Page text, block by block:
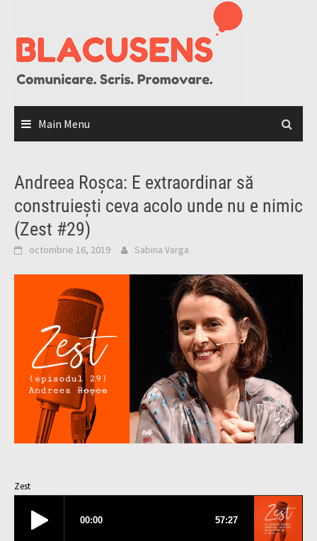
content
Main Menu
Andreea Roșca: E extraordinar să
construiești ceva acolo unde nu e nimic
(Zest #29)
octombrie 16, 2019 Sabina Varga
Zest